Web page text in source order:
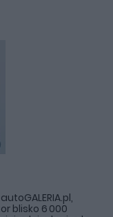
blisko 6 000